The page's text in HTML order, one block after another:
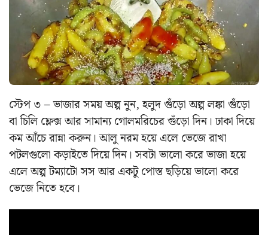
স্টেপ ৩ – ভাজার সময় অল্প নুন, হলুদ গুঁড়ো অল্প লঙ্কা গুঁড়ো
বা চিলি ফ্লেক্স আর সামান্য গোলমরিচের গুঁড়ো দিন। ঢাকা দিয়ে
কম আঁচে রান্না করুন। আলু নরম হয়ে এলে ভেজে রাখা
পটলগুলো কড়াইতে দিয়ে দিন। সবটা ভালো করে ভাজা হয়ে
এলে অল্প টম্যাটো সস আর একটু পোস্ত ছড়িয়ে ভালো করে
ভেজে নিতে হবে।